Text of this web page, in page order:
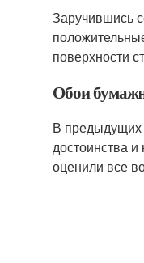
Заручившись
поверхности
Обои
В предыдущих
достоинства
оценили все